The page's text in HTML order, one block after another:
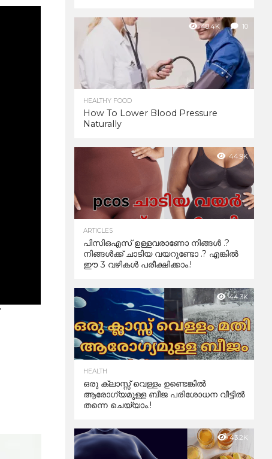
48.4K 10
HEALTHY FOOD
How To Lower Blood Pressure
Naturally
44.9K
ARTICLES
പിസിഒഎസ് ഉള്ളവരാണോ നിങ്ങൾ .?
നിങ്ങൾക്ക് ചാടിയ വയറുണ്ടോ .? എങ്കിൽ
ഈ 3 വഴികൾ പരീക്ഷിക്കാം.!
44.3K
HEALTH
ഒരു ക്ലാസ്സ് വെള്ളം ഉണ്ടെങ്കിൽ
ആരോഗ്യമുള്ള ബീജ പരിശോധന വീട്ടിൽ
തന്നെ ചെയ്യാം.!
43.2K